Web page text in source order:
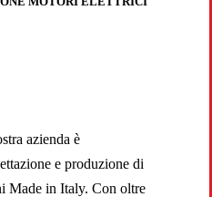
azienda è
e produzione di
Made in Italy. Con oltre